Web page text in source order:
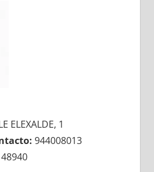
ELEXALDE, 1
944008013
48940